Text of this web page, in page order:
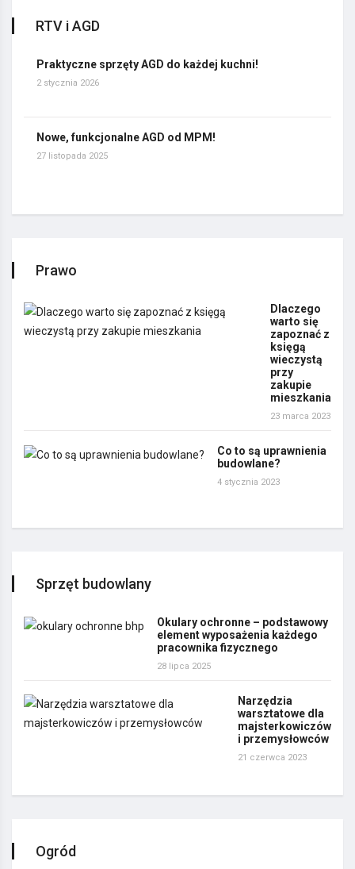
RTV i AGD
Praktyczne sprzęty AGD do każdej kuchni!
2 stycznia 2026
Nowe, funkcjonalne AGD od MPM!
27 listopada 2025
Prawo
Dlaczego
warto się
zapoznać z
księgą
wieczystą
przy
zakupie
mieszkania
23 marca 2023
Co to są uprawnienia
budowlane?
4 stycznia 2023
Sprzęt budowlany
Okulary ochronne – podstawowy
element wyposażenia każdego
pracownika fizycznego
28 lipca 2025
Narzędzia
warsztatowe dla
majsterkowiczów
i przemysłowców
21 czerwca 2023
Ogród